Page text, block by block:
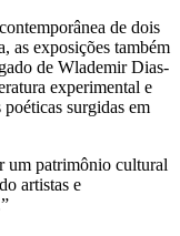
de dois
as exposições também
de Wlademir Dias-
experimental e
surgidas em
um patrimônio cultural
artistas e